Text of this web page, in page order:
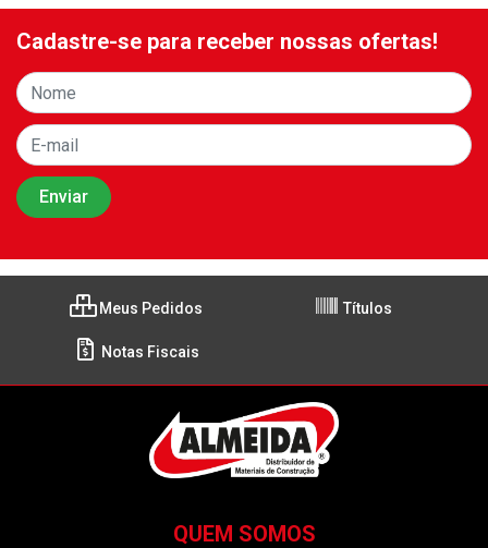
Cadastre-se para receber nossas ofertas!
Meus Pedidos Títulos
Notas Fiscais
QUEM SOMOS